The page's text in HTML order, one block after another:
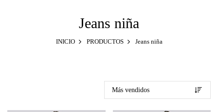
Jeans niña
INICIO PRODUCTOS Jeans niña